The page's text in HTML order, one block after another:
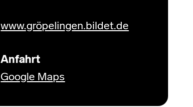
www.gröpelingen.bildet.de
Anfahrt
Google Maps